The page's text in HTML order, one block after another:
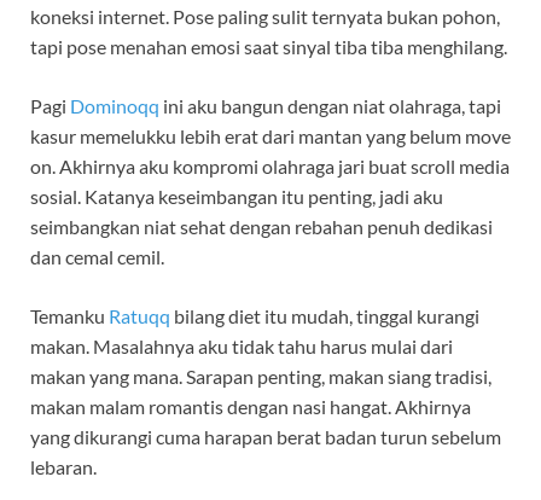
koneksi internet. Pose paling sulit ternyata bukan pohon,
tapi pose menahan emosi saat sinyal tiba tiba menghilang.
Pagi Dominoqq ini aku bangun dengan niat olahraga, tapi
kasur memelukku lebih erat dari mantan yang belum move
on. Akhirnya aku kompromi olahraga jari buat scroll media
sosial. Katanya keseimbangan itu penting, jadi aku
seimbangkan niat sehat dengan rebahan penuh dedikasi
dan cemal cemil.
Temanku Ratuqq bilang diet itu mudah, tinggal kurangi
makan. Masalahnya aku tidak tahu harus mulai dari
makan yang mana. Sarapan penting, makan siang tradisi,
makan malam romantis dengan nasi hangat. Akhirnya
yang dikurangi cuma harapan berat badan turun sebelum
lebaran.